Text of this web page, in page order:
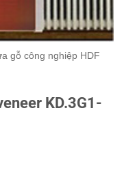
gỗ công nghiệp HDF
KD.3G1-